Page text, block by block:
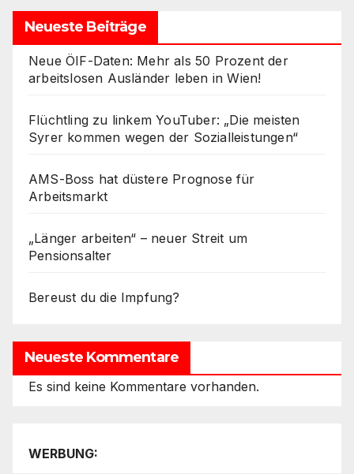
Neueste Beiträge
Neue ÖIF-Daten: Mehr als 50 Prozent der
arbeitslosen Ausländer leben in Wien!
Flüchtling zu linkem YouTuber: „Die meisten
Syrer kommen wegen der Sozialleistungen“
AMS-Boss hat düstere Prognose für
Arbeitsmarkt
„Länger arbeiten“ – neuer Streit um
Pensionsalter
Bereust du die Impfung?
Neueste Kommentare
Es sind keine Kommentare vorhanden.
WERBUNG: